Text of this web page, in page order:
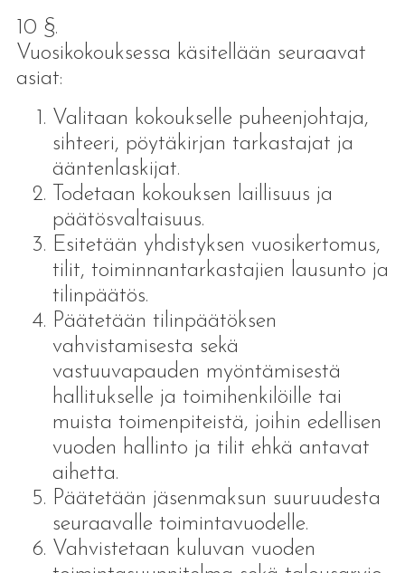
10 §.
Vuosikokouksessa käsitellään seuraavat
asiat:
Valitaan kokoukselle puheenjohtaja,
sihteeri, pöytäkirjan tarkastajat ja
ääntenlaskijat.
Todetaan kokouksen laillisuus ja
päätösvaltaisuus.
Esitetään yhdistyksen vuosikertomus,
tilit, toiminnantarkastajien lausunto ja
tilinpäätös.
Päätetään tilinpäätöksen
vahvistamisesta sekä
vastuuvapauden myöntämisestä
hallitukselle ja toimihenkilöille tai
muista toimenpiteistä, joihin edellisen
vuoden hallinto ja tilit ehkä antavat
aihetta.
Päätetään jäsenmaksun suuruudesta
seuraavalle toimintavuodelle.
Vahvistetaan kuluvan vuoden